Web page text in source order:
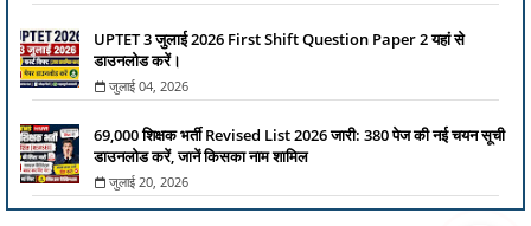
UPTET 3 जुलाई 2026 First Shift Question Paper 2 यहां से
डाउनलोड करें।
जुलाई 04, 2026
69,000 शिक्षक भर्ती Revised List 2026 जारी: 380 पेज की नई चयन सूची
डाउनलोड करें, जानें किसका नाम शामिल
जुलाई 20, 2026